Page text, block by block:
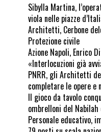
Sibylla Martina,
viola nelle piazze
Architetti, Cerbone
Protezione civile
Azione Napoli, Enrico
«Interlocuzioni già
PNRR, gli Architetti
completare le opere
Il gioco da tavolo
ombrelloni del
Personale educativo,